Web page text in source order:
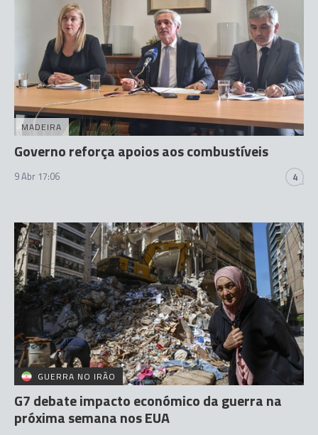
MADEIRA
Governo reforça apoios aos combustíveis
9 Abr 17:06 4
GUERRA NO IRÃO
G7 debate impacto económico da guerra na
próxima semana nos EUA